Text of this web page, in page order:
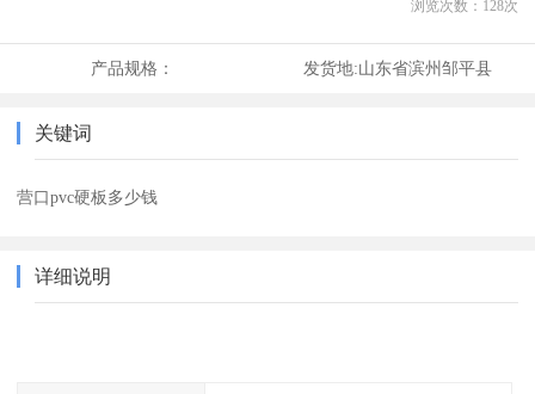
浏览次数： 128次
产品规格： 发货地:山东省滨州邹平县
关键词
营口pvc硬板多少钱
详细说明